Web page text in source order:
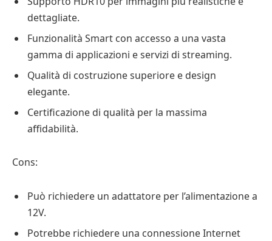
dettagliate.
Funzionalità Smart con accesso a una vasta
gamma di applicazioni e servizi di streaming.
Qualità di costruzione superiore e design
elegante.
Certificazione di qualità per la massima
affidabilità.
Cons:
Può richiedere un adattatore per l’alimentazione a
12V.
Potrebbe richiedere una connessione Internet